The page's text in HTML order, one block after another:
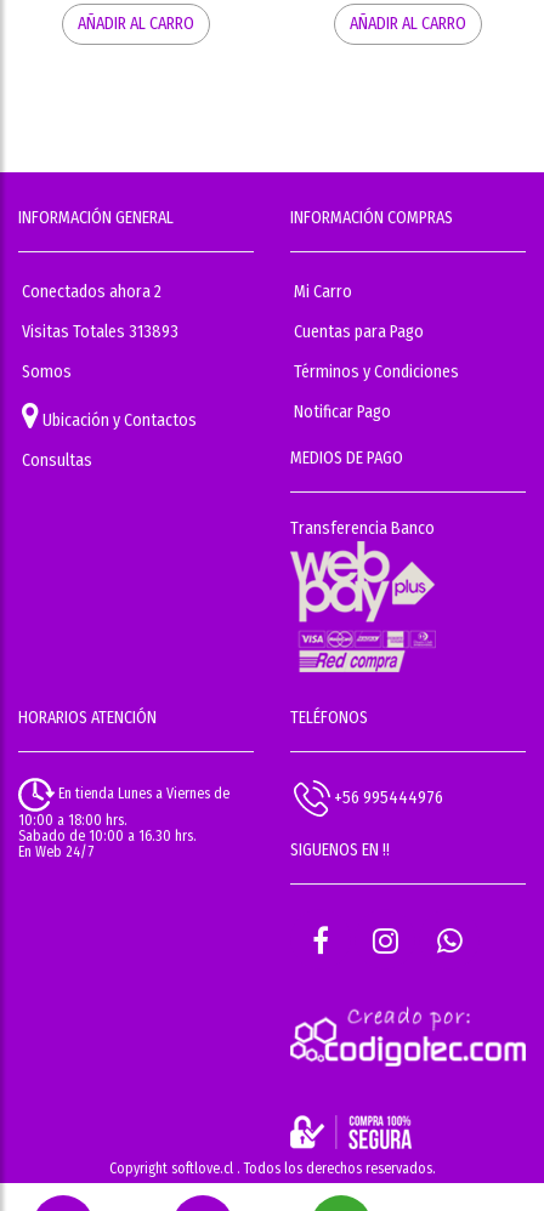
AÑADIR AL CARRO AÑADIR AL CARRO
INFORMACIÓN GENERAL
Conectados ahora 2
Visitas Totales 313893
Somos
Ubicación y Contactos
Consultas
INFORMACIÓN COMPRAS
Mi Carro
Cuentas para Pago
Términos y Condiciones
Notificar Pago
MEDIOS DE PAGO
Transferencia Banco
HORARIOS ATENCIÓN
En tienda Lunes a Viernes de
10:00 a 18:00 hrs.
Sabado de 10:00 a 16.30 hrs.
En Web 24/7
TELÉFONOS
+56 995444976
SIGUENOS EN !!
Copyright softlove.cl . Todos los derechos reservados.